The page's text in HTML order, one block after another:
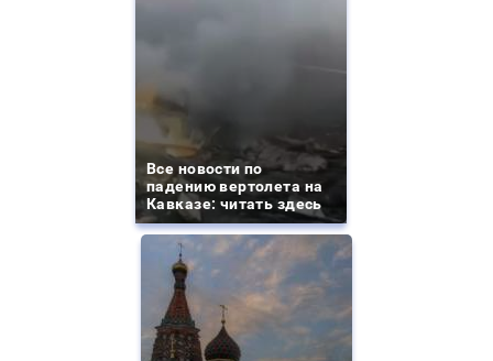
Все новости по
падению вертолета на
Кавказе: читать здесь